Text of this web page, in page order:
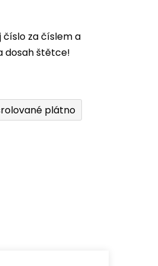
za číslem a
dosah štětce!
plátno